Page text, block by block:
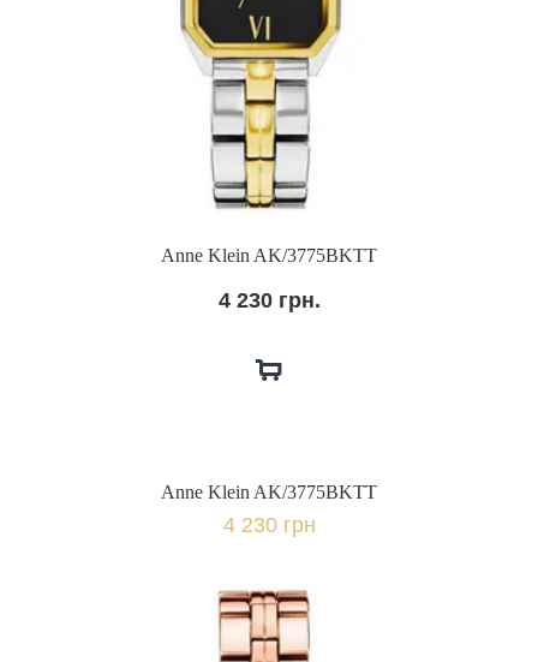
Anne Klein AK/3775BKTT
4 230 грн.
Anne Klein AK/3775BKTT
4 230 грн